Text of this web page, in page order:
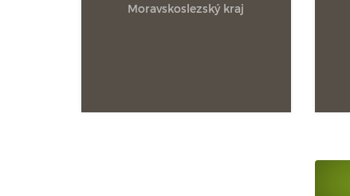
Moravskoslezský kraj